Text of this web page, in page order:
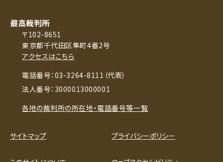
最高裁判所
〒102-8651
東京都千代田区隼町4番2号
アクセスはこちら
電話番号：03-3264-8111（代表）
法人番号：3000013000001
各地の裁判所の所在地・電話番号等一覧
サイトマップ プライバシーポリシー